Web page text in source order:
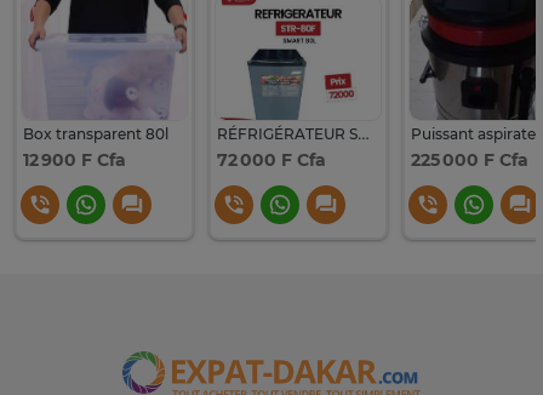
Box transparent 80l
12 900 F Cfa
RÉFRIGÉRATEUR SMART 80L
72 000 F Cfa 225 000 F Cfa